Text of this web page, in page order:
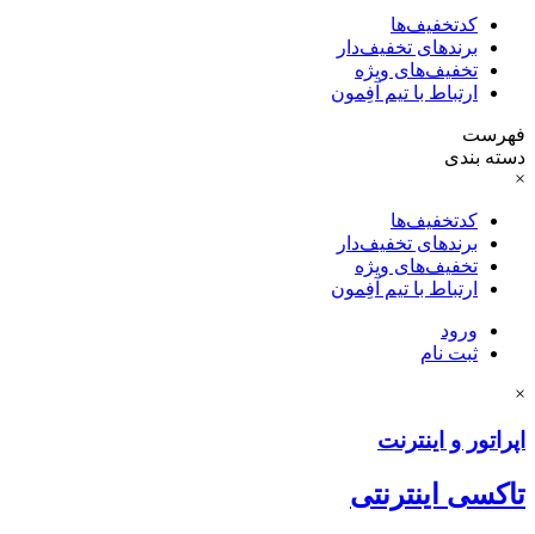
کدتخفیف‌ها
برندهای تخفیف‌دار
تخفیف‌های ویژه
ارتباط با تیم آفِمون
فهرست
دسته بندی
×
کدتخفیف‌ها
برندهای تخفیف‌دار
تخفیف‌های ویژه
ارتباط با تیم آفِمون
ورود
ثبت نام
×
اپراتور و اینترنت
تاکسی اینترنتی